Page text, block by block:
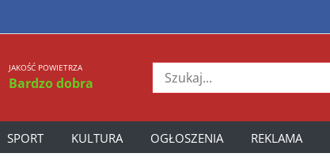
JAKOŚĆ POWIETRZA
Bardzo dobra
SPORT KULTURA OGŁOSZENIA REKLAMA